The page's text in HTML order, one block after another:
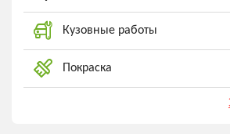
Кузовные работы
Покраска